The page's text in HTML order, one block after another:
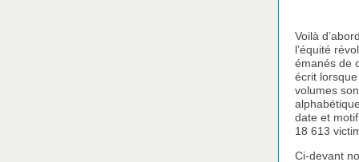
Voilà
l’équité
émanés de
écrit
volumes
date et
18 613
Ci-devant